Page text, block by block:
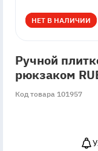
НЕТ В НАЛИЧИИ
НЕТ В НАЛИЧИИ
Ручной
рюкзаком
Код товара 101957